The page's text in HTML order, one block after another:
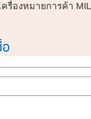
รื่องหมายการค้า